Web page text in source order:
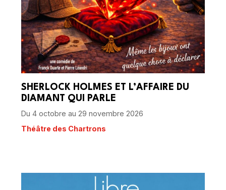
SHERLOCK HOLMES ET L’AFFAIRE DU
DIAMANT QUI PARLE
Du 4 octobre au 29 novembre 2026
Théâtre des Chartrons